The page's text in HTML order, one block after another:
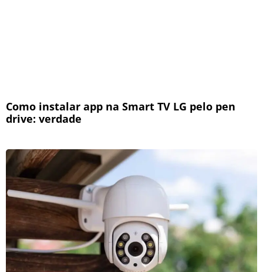
Como instalar app na Smart TV LG pelo pen
drive: verdade